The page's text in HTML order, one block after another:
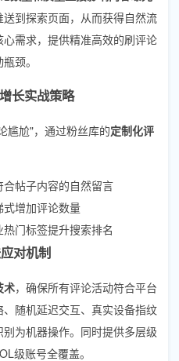
到探索页面，从而获得自然流
需求，提供精准高效的刷评论
颈。
长实战策略
尴尬"，通过粉丝库的定制化评
帖子内容的自然留言
增加评论数量
门标签提升搜索排名
对机制
术，确保所有评论活动符合平台
随机延迟交互、真实设备指纹
为机器操作。同时提供多层级
级账号全覆盖。